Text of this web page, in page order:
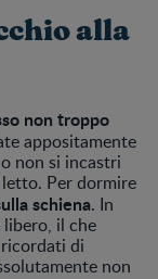
alla
non troppo
appositamente
non si incastri
Per dormire
schiena. In
il che
di
non